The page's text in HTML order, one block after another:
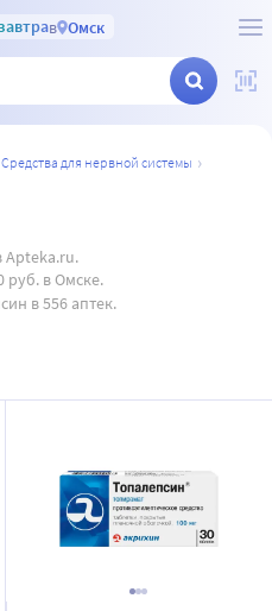
в Омск
средства для нервной системы
Apteka.ru.
руб. в Омске.
в 556 аптек.